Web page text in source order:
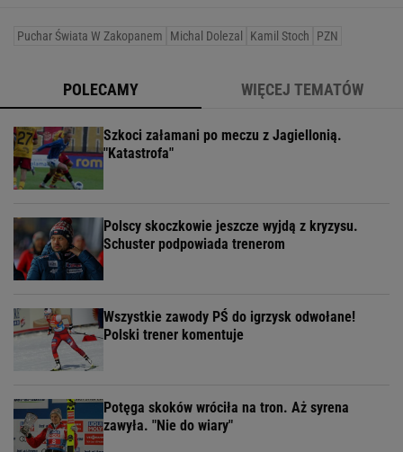
Puchar Świata W Zakopanem Michal Dolezal Kamil Stoch PZN
POLECAMY WIĘCEJ TEMATÓW
Szkoci załamani po meczu z Jagiellonią.
"Katastrofa"
Polscy skoczkowie jeszcze wyjdą z kryzysu.
Schuster podpowiada trenerom
Wszystkie zawody PŚ do igrzysk odwołane!
Polski trener komentuje
Potęga skoków wróciła na tron. Aż syrena
zawyła. "Nie do wiary"